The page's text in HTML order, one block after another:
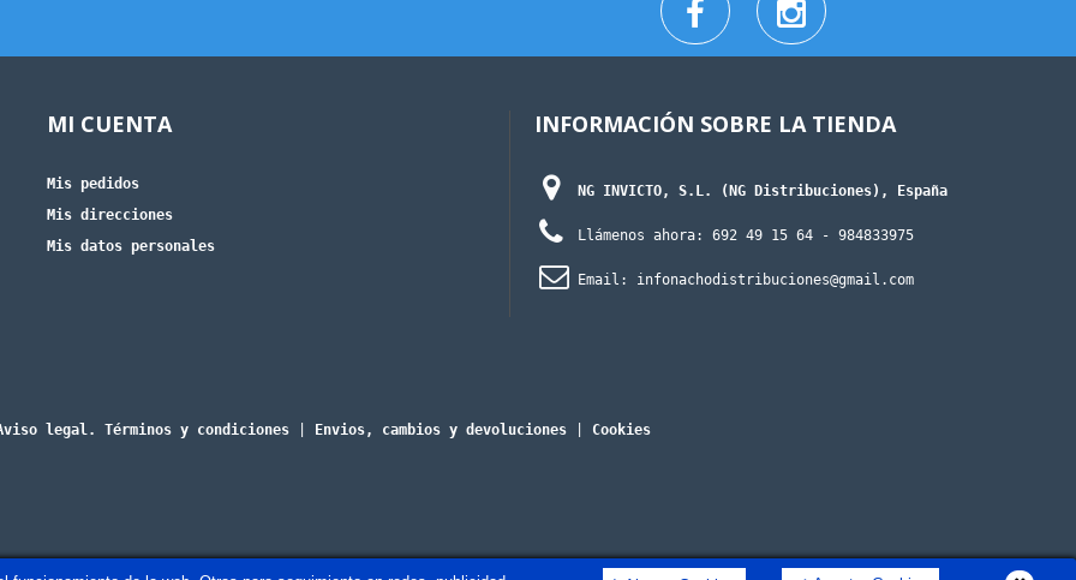
MI CUENTA
Mis pedidos
Mis direcciones
Mis datos personales
INFORMACIÓN SOBRE LA TIENDA
NG INVICTO, S.L. (NG Distribuciones), España
Llámenos ahora: 692 49 15 64 - 984833975
Email: infonachodistribuciones@gmail.com
legal. Términos y condiciones Envios, cambios y devoluciones Cookies